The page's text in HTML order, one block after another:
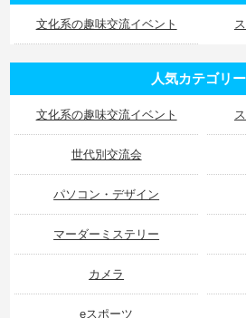
文化系の趣味交流イベント
人気カテゴリ
文化系の趣味交流イベント
世代別交流会
パソコン・デザイン
マーダーミステリー
カメラ
eスポーツ